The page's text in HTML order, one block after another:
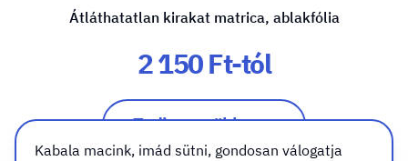
Átláthatatlan kirakat matrica, ablakfólia
2 150 Ft-tól
Tudj meg többet
Kabala macink, imád sütni, gondosan válogatja